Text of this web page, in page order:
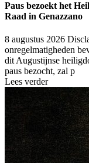
Paus bezoekt het
Raad in Genazzano
8 augustus 2026
onregelmatigheden
dit Augustijnse
paus bezocht, zal p
Lees verder